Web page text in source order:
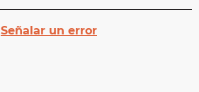
Señalar un error